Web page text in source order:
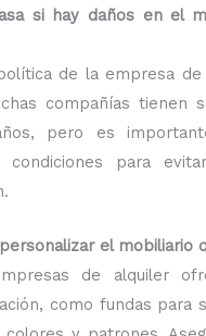
si hay daños en el
de la empresa
compañías tienen
pero es
condiciones para
el mobiliario
de alquiler
como fundas para